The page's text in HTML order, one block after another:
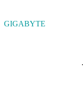
GIGABYTE